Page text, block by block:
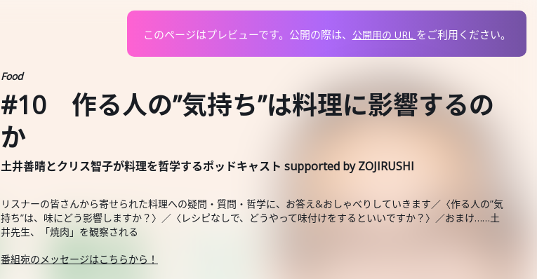
このページはプレビューです。 公開の際は、 公開用の URL を ご利用ください。
Food
#10 作る人の”気持ち”は料理に影響するの
か
土井善晴とクリス智子が料理を哲学するポッドキャスト supported by ZOJIRUSHI
リスナーの皆さんから寄せられた料理への疑問・質問・哲学に、お答え&おしゃべりしていきます／〈作る人の”気
持ち”は、味にどう影響しますか？〉／〈レシピなしで、どうやって味付けをするといいですか？〉／おまけ……土
井先生、「焼肉」を観察される
番組宛のメッセージはこちらから！